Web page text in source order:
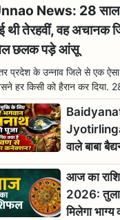
News: 28 साल
थी तेरहवीं, वह अचानक
छलक पड़े आंसू
प्रदेश के उन्नाव जिले से एक
हर किसी को हैरान कर दिया.
वाले बाबा
रावण से
महिमा
आज का
2026: तुला
मिलेगा